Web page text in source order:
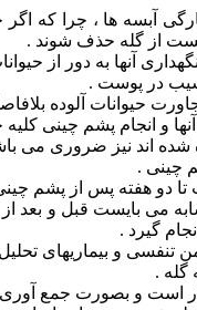
آبسه ها ، چرا كه
از گله حذف شوند .
آنها به دور از
در پوست .
حیوانات آلوده
و انجام پشم چینی
شده اند نیز ضروری می
چینی .
دو هفته پس از پشم
می بایست قبل و بعد
گیرد .
تنفسی و بیماریهای
گله .
و بصورت جمع آوری